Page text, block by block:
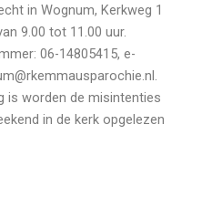
in Wognum, Kerkweg 1
9.00 tot 11.00 uur.
06-14805415, e-
is worden de misintenties
in de kerk opgelezen